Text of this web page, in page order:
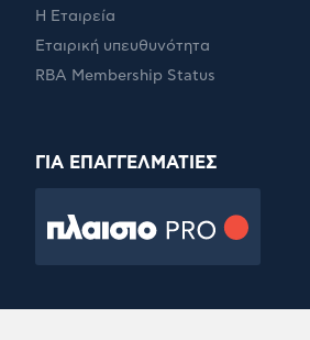
Η Εταιρεία
Εταιρική υπευθυνότητα
RBA Membership Status
ΓΙΑ ΕΠΑΓΓΕΛΜΑΤΙΕΣ